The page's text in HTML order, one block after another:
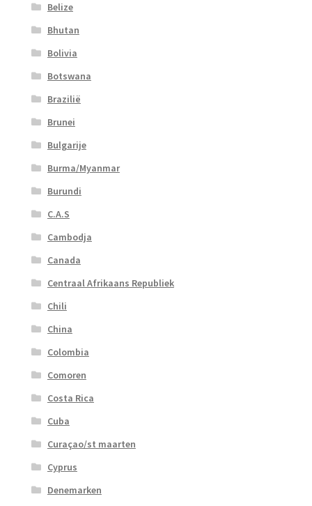
Belize
Bhutan
Bolivia
Botswana
Brazilië
Brunei
Bulgarije
Burma/Myanmar
Burundi
C.A.S
Cambodja
Canada
Centraal Afrikaans Republiek
Chili
China
Colombia
Comoren
Costa Rica
Cuba
Curaçao/st maarten
Cyprus
Denemarken